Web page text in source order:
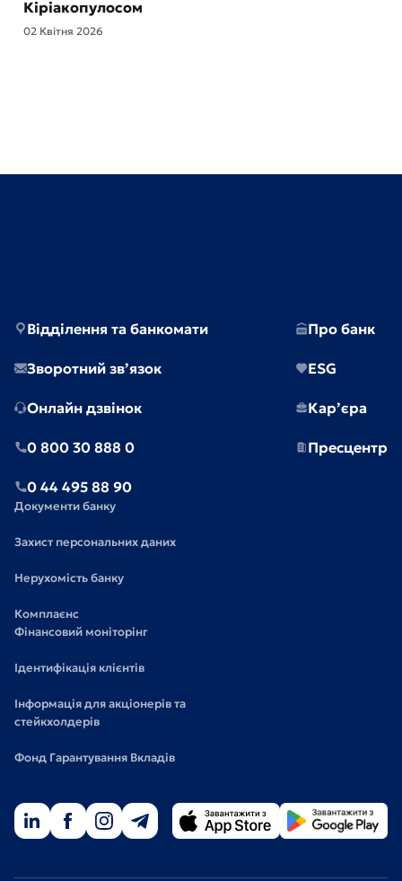
Кіріакопулосом
02 Квітня 2026
Відділення та банкомати
Зворотний зв’язок
Онлайн дзвінок
0 800 30 888 0
0 44 495 88 90
Про банк
ESG
Кар’єра
Пресцентр
Документи банку
Захист персональних даних
Нерухомість банку
Комплаєнс
Фінансовий моніторінг
Ідентифікація клієнтів
Інформація для акціонерів та
стейкхолдерів
Фонд Гарантування Вкладів